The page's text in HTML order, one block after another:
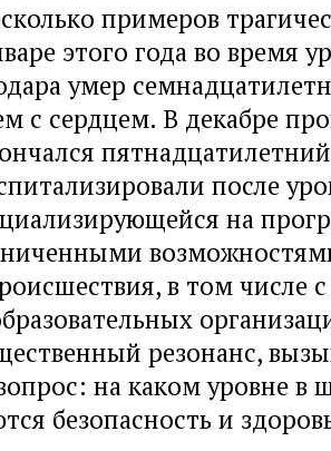
примеров
этого года во время
умер
с сердцем. В декабре
после
на
в том числе
резонанс,
на каком уровне в
безопасность и